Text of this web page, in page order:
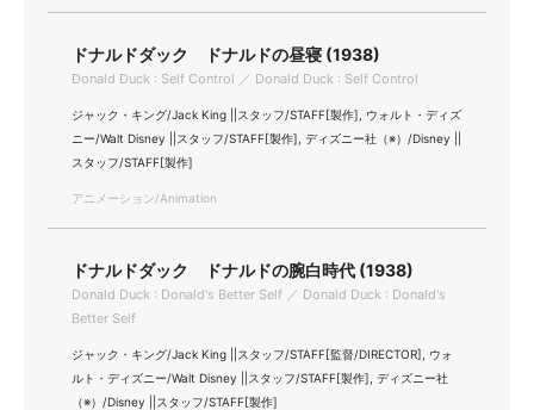
ドナルドダック ドナルドの昼寝 (1938)
Donald Duck : Self Control ／ Donald Duck : Self Control
ジャック・キング/Jack King ||スタッフ/STAFF[製作], ウォルト・ディズ
ニー/Walt Disney ||スタッフ/STAFF[製作], ディズニー社（※）/Disney ||
スタッフ/STAFF[製作]
アニメーション/Animation
ドナルドダック ドナルドの腕白時代 (1938)
Donald Duck : Donald's Better Self ／ Donald Duck : Donald's
Better Self
ジャック・キング/Jack King ||スタッフ/STAFF[監督/DIRECTOR], ウォ
ルト・ディズニー/Walt Disney ||スタッフ/STAFF[製作], ディズニー社
（※）/Disney ||スタッフ/STAFF[製作]